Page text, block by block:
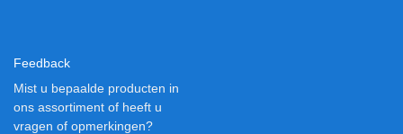
Feedback
Mist u bepaalde producten in
ons assortiment of heeft u
vragen of opmerkingen?